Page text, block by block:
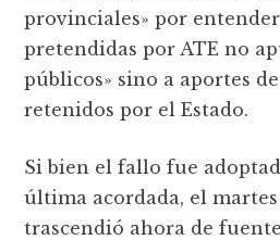
provinciales» por
pretendidas por ATE no
públicos» sino a aportes
retenidos por el Estado.
Si bien el fallo fue
última acordada, el
trascendió ahora de